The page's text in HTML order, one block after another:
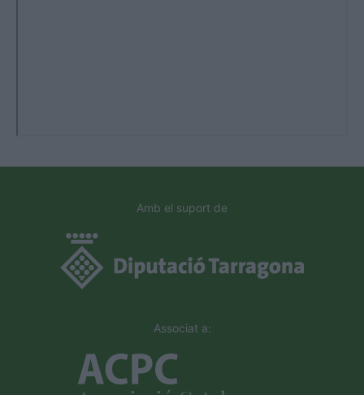
Amb el suport de
Associat a: